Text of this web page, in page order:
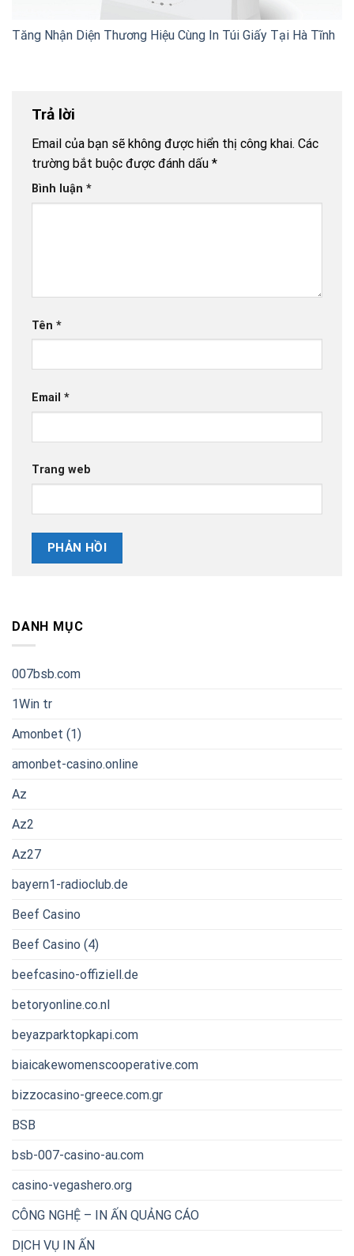
Tăng Nhận Diện Thương Hiệu Cùng In Túi Giấy Tại Hà Tĩnh
Trả lời
Email của bạn sẽ không được hiển thị công khai. Các
trường bắt buộc được đánh dấu *
Bình luận *
Tên *
Email *
Trang web
DANH MỤC
007bsb.com
1Win tr
Amonbet (1)
amonbet-casino.online
Az
Az2
Az27
bayern1-radioclub.de
Beef Casino
Beef Casino (4)
beefcasino-offiziell.de
betoryonline.co.nl
beyazparktopkapi.com
biaicakewomenscooperative.com
bizzocasino-greece.com.gr
BSB
bsb-007-casino-au.com
casino-vegashero.org
CÔNG NGHỆ – IN ẤN QUẢNG CÁO
DỊCH VỤ IN ẤN